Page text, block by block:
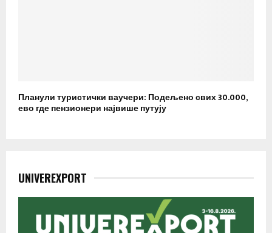
Планули туристички ваучери: Подељено свих 30.000,
ево где пензионери највише путују
UNIVEREXPORT